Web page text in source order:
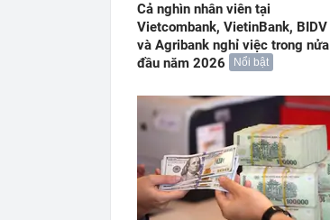
Cả nghìn nhân viên tại
Vietcombank, VietinBank, BIDV
và Agribank nghỉ việc trong nửa
đầu năm 2026
Nổi bật